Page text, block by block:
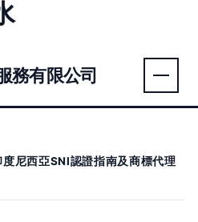
務有限公司
度尼西亞SNI認證指南及商標代理